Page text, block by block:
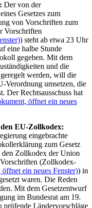
Der von der
Gesetzes zum
von Vorschriften zum
Vorschriften
) steht ab etwa 23 Uhr
eine halbe Stunde
gegeben. Mit dem
und die
werden, will die
Verordnung umsetzen, die
Der Rechtsausschuss hat
öffnet ein neues
EU-Zollkodex:
eingebrachte
zum Gesetz
den Zollkodex der Union
(Zollkodex-
ein neues Fenster)) in
waren. Die Reden
Mit dem Gesetzentwurf
im Bundesrat am 19.
prüfende Ländervorschläge